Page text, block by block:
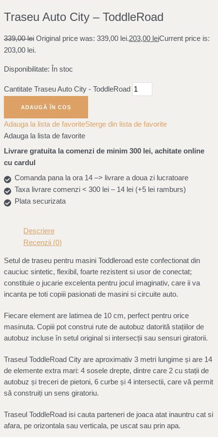
Traseu Auto City – ToddleRoad
339,00lei Original price was: 339,00 lei.203,00 leiCurrent price is:
203,00 lei.
Disponibilitate: În stoc
Cantitate Traseu Auto City - ToddleRoad
ADAUGĂ ÎN COȘ
Adauga la lista de favoriteSterge din lista de favorite
Adauga la lista de favorite
Livrare gratuita la comenzi de minim 300 lei, achitate online
cu cardul
Comanda pana la ora 14 –> livrare a doua zi lucratoare
Taxa livrare comenzi < 300 lei – 14 lei (+5 lei ramburs)
Plata securizata
Descriere
Recenzii (0)
Setul de traseu pentru masini Toddleroad este confectionat din
cauciuc sintetic, flexibil, foarte rezistent si usor de conectat;
constituie o jucarie excelenta pentru jocul imaginativ, care ii va
incanta pe toti copiii pasionati de masini si circuite auto.
Fiecare element are latimea de 10 cm, perfect pentru orice
masinuta. Copiii pot construi rute de autobuz datorită stațiilor de
autobuz incluse în setul original si intersecții sau sensuri giratorii.
Traseul ToddleRoad City are aproximativ 3 metri lungime și are 14
de elemente extra mari: 4 sosele drepte, dintre care 2 cu stații de
autobuz și treceri de pietoni, 6 curbe și 4 intersectii, care vă permit
să construiți un sens giratoriu.
Traseul ToddleRoad isi cauta parteneri de joaca atat inauntru cat si
afara, pe orizontala sau verticala, pe uscat sau prin apa.